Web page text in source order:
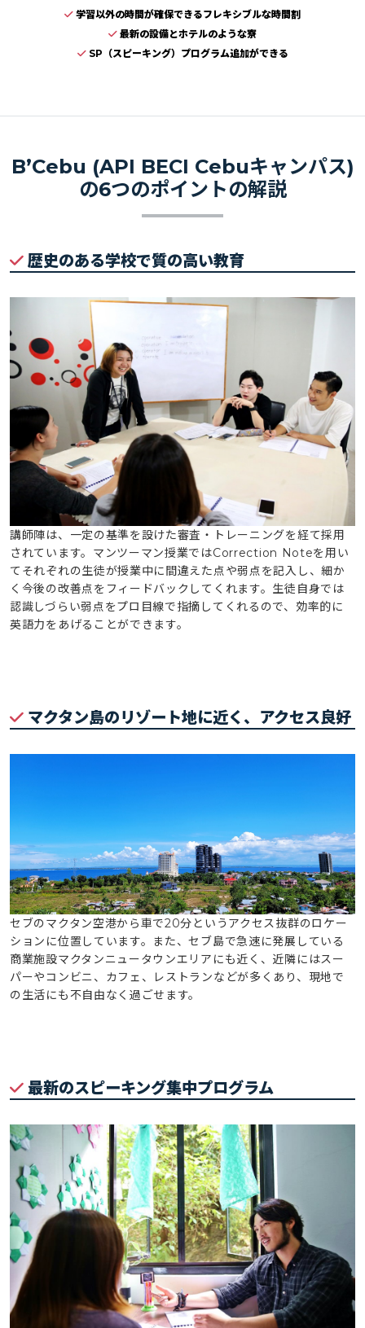
学習以外の時間が確保できるフレキシブルな時間割
最新の設備とホテルのような寮
SP（スピーキング）プログラム追加ができる
B’Cebu (API BECI Cebuキャンパス)
の6つのポイントの解説
歴史のある学校で質の高い教育
講師陣は、一定の基準を設けた審査・トレーニングを経て採用
されています。マンツーマン授業ではCorrection Noteを用い
てそれぞれの生徒が授業中に間違えた点や弱点を記入し、細か
く今後の改善点をフィードバックしてくれます。生徒自身では
認識しづらい弱点をプロ目線で指摘してくれるので、効率的に
英語力をあげることができます。
マクタン島のリゾート地に近く、アクセス良好
セブのマクタン空港から車で20分というアクセス抜群のロケー
ションに位置しています。また、セブ島で急速に発展している
商業施設マクタンニュータウンエリアにも近く、近隣にはスー
パーやコンビニ、カフェ、レストランなどが多くあり、現地で
の生活にも不自由なく過ごせます。
最新のスピーキング集中プログラム